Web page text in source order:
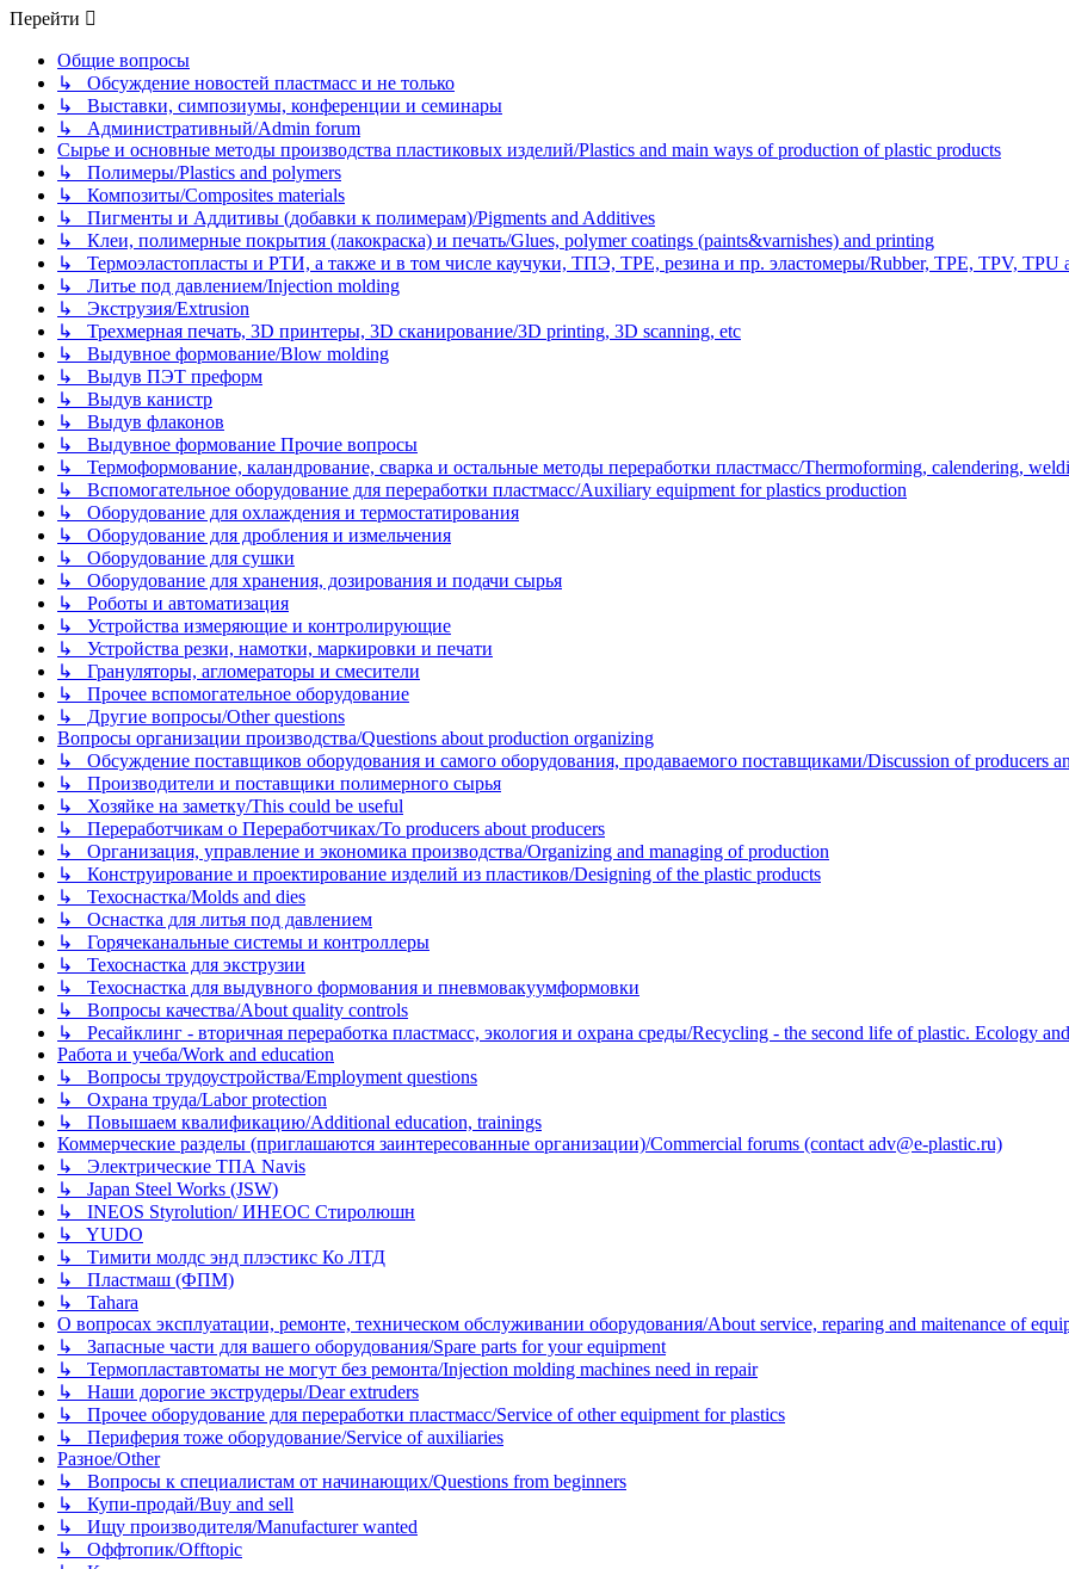
Перейти
Общие вопросы
↳ Обсуждение новостей пластмасс и не только
↳ Выставки, симпозиумы, конференции и семинары
↳ Административный/Admin forum
Сырье и основные методы производства пластиковых изделий/Plastics and main ways of production of plastic products
↳ Полимеры/Plastics and polymers
↳ Композиты/Сomposites materials
↳ Пигменты и Аддитивы (добавки к полимерам)/Pigments and Additives
↳ Клеи, полимерные покрытия (лакокраска) и печать/Glues, polymer coatings (paints&varnishes) and printing
↳ Термоэластопласты и РТИ, а также и в том числе каучуки, ТПЭ, TPE, резина и пр. эластомеры/Rubber, TPE, TPV, TPU
↳ Литье под давлением/Injection molding
↳ Экструзия/Extrusion
↳ Трехмерная печать, 3D принтеры, 3D сканирование/3D printing, 3D scanning, etc
↳ Выдувное формование/Blow molding
↳ Выдув ПЭТ преформ
↳ Выдув канистр
↳ Выдув флаконов
↳ Выдувное формование Прочие вопросы
↳ Термоформование, каландрование, сварка и остальные методы переработки пластмасс/Thermoforming, calendering,
↳ Вспомогательное оборудование для переработки пластмасс/Auxiliary equipment for plastics production
↳ Оборудование для охлаждения и термостатирования
↳ Оборудование для дробления и измельчения
↳ Оборудование для сушки
↳ Оборудование для хранения, дозирования и подачи сырья
↳ Роботы и автоматизация
↳ Устройства измеряющие и контролирующие
↳ Устройства резки, намотки, маркировки и печати
↳ Грануляторы, агломераторы и смесители
↳ Прочее вспомогательное оборудование
↳ Другие вопросы/Other questions
Вопросы организации производства/Questions about production organizing
↳ Обсуждение поставщиков оборудования и самого оборудования, продаваемого поставщиками/Discussion of producers
↳ Производители и поставщики полимерного сырья
↳ Хозяйке на заметку/This could be useful
↳ Переработчикам о Переработчиках/To producers about producers
↳ Организация, управление и экономика производства/Organizing and managing of production
↳ Конструирование и проектирование изделий из пластиков/Designing of the plastic products
↳ Техоснастка/Molds and dies
↳ Оснастка для литья под давлением
↳ Горячеканальные системы и контроллеры
↳ Техоснастка для экструзии
↳ Техоснастка для выдувного формования и пневмовакуумформовки
↳ Вопросы качества/About quality controls
↳ Ресайклинг - вторичная переработка пластмасс, экология и охрана среды/Recycling - the second life of plastic. Ecology
Работа и учеба/Work and education
↳ Вопросы трудоустройства/Employment questions
↳ Охрана труда/Labor protection
↳ Повышаем квалификацию/Additional education, trainings
Коммерческие разделы (приглашаются заинтересованные организации)/Commercial forums (contact adv@e-plastic.ru)
↳ Электрические ТПА Navis
↳ Japan Steel Works (JSW)
↳ INEOS Styrolution/ ИНЕОС Стиролюшн
↳ YUDO
↳ Тимити молдс энд плэстикс Ко ЛТД
↳ Пластмаш (ФПМ)
↳ Tahara
О вопросах эксплуатации, ремонте, техническом обслуживании оборудования/About service, reparing and maitenance of
↳ Запасные части для вашего оборудования/Spare parts for your equipment
↳ Термопластавтоматы не могут без ремонта/Injection molding machines need in repair
↳ Наши дорогие экструдеры/Dear extruders
↳ Прочее оборудование для переработки пластмасс/Service of other equipment for plastics
↳ Периферия тоже оборудование/Service of auxiliaries
Разное/Other
↳ Вопросы к специалистам от начинающих/Questions from beginners
↳ Купи-продай/Buy and sell
↳ Ищу производителя/Manufacturer wanted
↳ Оффтопик/Offtopic